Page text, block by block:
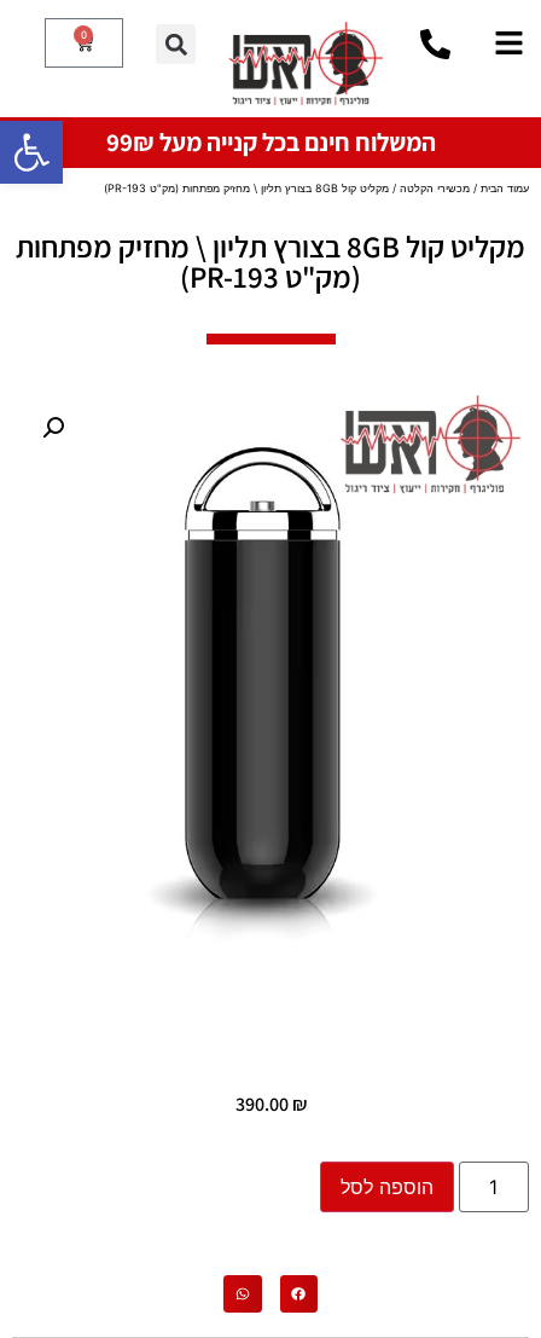
פתח
0
המשלוח חינם בכל קנייה מעל 99₪
עמוד הבית / מכשירי הקלטה / מקליט קול 8GB בצורץ תליון \ מחזיק מפתחות (מק"ט PR-193)
מקליט קול 8GB בצורץ תליון \ מחזיק מפתחות
(מק"ט PR-193)
390.00₪
הוספה לסל